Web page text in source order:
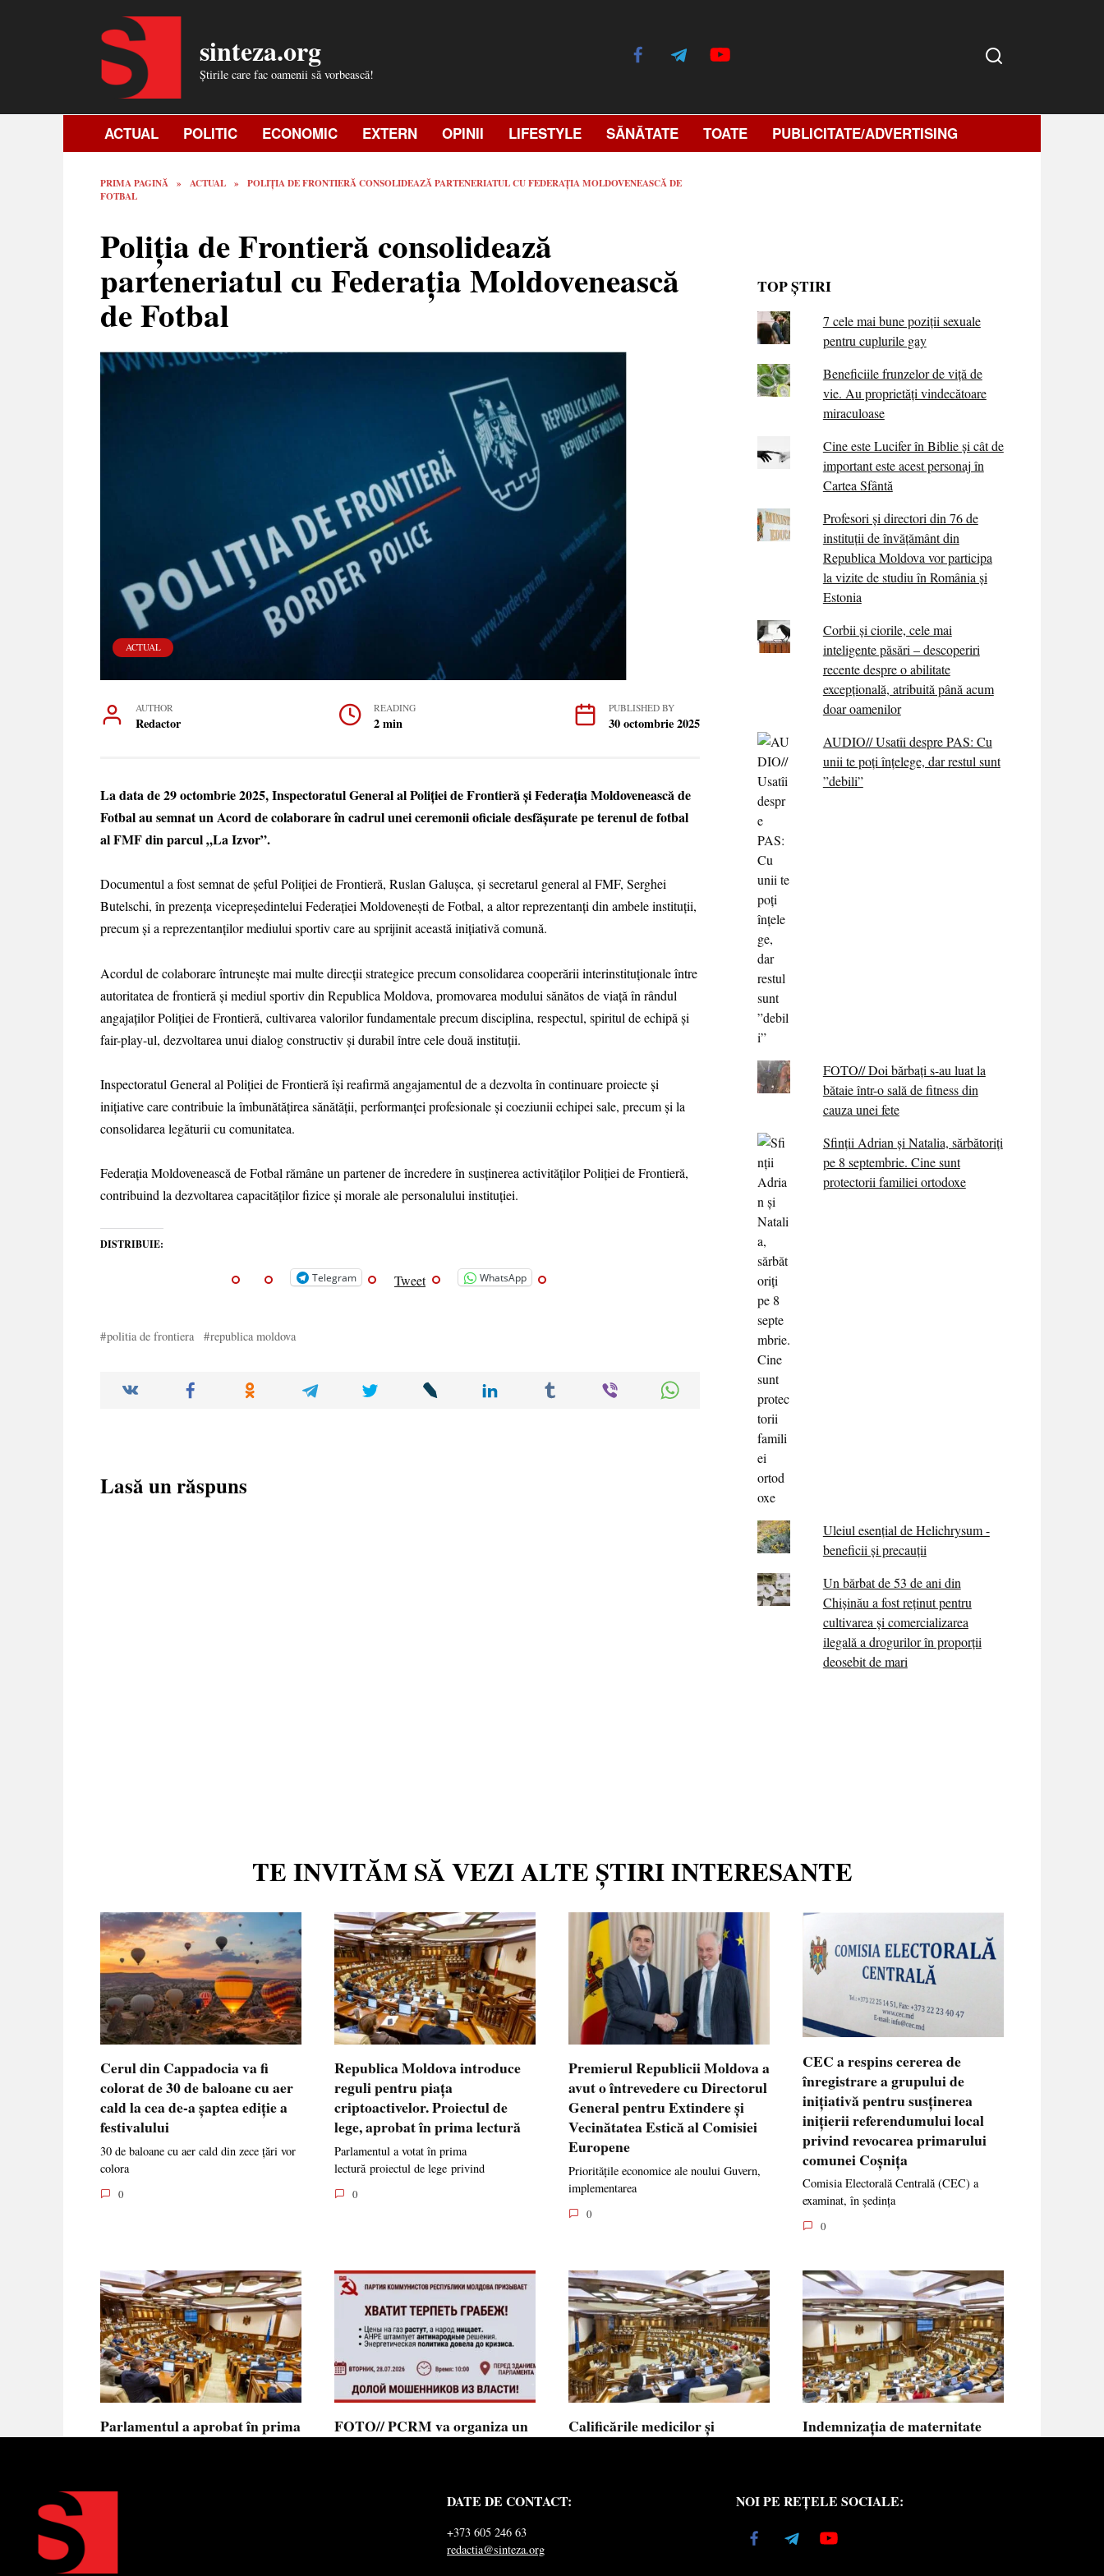
sinteza.org
Știrile care fac oamenii să vorbească!
ACTUAL POLITIC ECONOMIC EXTERN OPINII LIFESTYLE SĂNĂTATE TOATE PUBLICITATE/ADVERTISING
PRIMA PAGINĂ » ACTUAL »
POLIȚIA DE FRONTIERĂ CONSOLIDEAZĂ PARTENERIATUL CU FEDERAȚIA MOLDOVENEASCĂ DE
FOTBAL
Poliția de Frontieră consolidează
parteneriatul cu Federația Moldovenească
de Fotbal
ACTUAL
AUTHOR
Redactor
READING
2 min
PUBLISHED BY
30 octombrie 2025
La data de 29 octombrie 2025, Inspectoratul General al Poliției de Frontieră și Federația Moldovenească de
Fotbal au semnat un Acord de colaborare în cadrul unei ceremonii oficiale desfășurate pe terenul de fotbal
al FMF din parcul „La Izvor”.
Documentul a fost semnat de șeful Poliției de Frontieră, Ruslan Galușca, și secretarul general al FMF, Serghei
Butelschi, în prezența vicepreședintelui Federației Moldovenești de Fotbal, a altor reprezentanți din ambele instituții,
precum și a reprezentanților mediului sportiv care au sprijinit această inițiativă comună.
Acordul de colaborare întrunește mai multe direcții strategice precum consolidarea cooperării interinstituționale între
autoritatea de frontieră și mediul sportiv din Republica Moldova, promovarea modului sănătos de viață în rândul
angajaților Poliției de Frontieră, cultivarea valorilor fundamentale precum disciplina, respectul, spiritul de echipă și
fair-play-ul, dezvoltarea unui dialog constructiv și durabil între cele două instituții.
Inspectoratul General al Poliției de Frontieră își reafirmă angajamentul de a dezvolta în continuare proiecte și
inițiative care contribuie la îmbunătățirea sănătății, performanței profesionale și coeziunii echipei sale, precum și la
consolidarea legăturii cu comunitatea.
Federația Moldovenească de Fotbal rămâne un partener de încredere în susținerea activităților Poliției de Frontieră,
contribuind la dezvoltarea capacităților fizice și morale ale personalului instituției.
DISTRIBUIE:
Telegram Tweet WhatsApp
politia de frontiera republica moldova
Lasă un răspuns
TOP ȘTIRI
7 cele mai bune poziții sexuale
pentru cuplurile gay
Beneficiile frunzelor de viță de
vie. Au proprietăţi vindecătoare
miraculoase
Cine este Lucifer în Biblie și cât de
important este acest personaj în
Cartea Sfântă
Profesori și directori din 76 de
instituții de învățământ din
Republica Moldova vor participa
la vizite de studiu în România și
Estonia
Corbii şi ciorile, cele mai
inteligente păsări – descoperiri
recente despre o abilitate
excepţională, atribuită până acum
doar oamenilor
AUDIO// Usatîi despre PAS: Cu
unii te poți înțelege, dar restul sunt
”debili”
FOTO// Doi bărbați s-au luat la
bătaie într-o sală de fitness din
cauza unei fete
Sfinții Adrian și Natalia, sărbătoriți
pe 8 septembrie. Cine sunt
protectorii familiei ortodoxe
Uleiul esențial de Helichrysum -
beneficii și precauții
Un bărbat de 53 de ani din
Chișinău a fost reținut pentru
cultivarea și comercializarea
ilegală a drogurilor în proporții
deosebit de mari
TE INVITĂM SĂ VEZI ALTE ȘTIRI INTERESANTE
Cerul din Cappadocia va fi
colorat de 30 de baloane cu aer
cald la cea de-a șaptea ediție a
festivalului
30 de baloane cu aer cald din zece țări vor
colora
0
Republica Moldova introduce
reguli pentru piața
criptoactivelor. Proiectul de
lege, aprobat în prima lectură
Parlamentul a votat în prima
lectură proiectul de lege privind
0
Premierul Republicii Moldova a
avut o întrevedere cu Directorul
General pentru Extindere și
Vecinătatea Estică al Comisiei
Europene
Prioritățile economice ale noului Guvern,
implementarea
0
CEC a respins cererea de
înregistrare a grupului de
inițiativă pentru susținerea
inițierii referendumului local
privind revocarea primarului
comunei Coșnița
Comisia Electorală Centrală (CEC) a
examinat, în ședința
0
Parlamentul a aprobat în prima
FOTO// PCRM va organiza un
Partidul Comuniștilor din Republica
Calificările medicilor și
Calificările profesionale obținute de medici
Indemnizația de maternitate
copilului
Indemnizația de maternitate pentru femeile
necăsătorite
DATE DE CONTACT:
+373 605 246 63
redactia@sinteza.org
NOI PE REȚELE SOCIALE: